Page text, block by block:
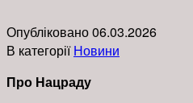
Опубліковано06.03.2026
В категоріїНовини
Про Нацраду